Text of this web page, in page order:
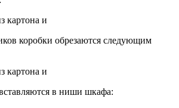
коробки обрезаются следующим
в ниши шкафа: